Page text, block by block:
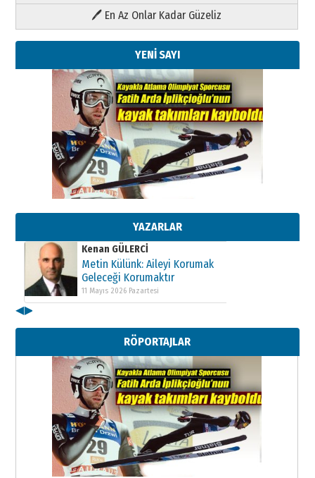
🖊 En Az Onlar Kadar Güzeliz
YENİ SAYI
YAZARLAR
Kenan GÜLERCİ
Metin Külünk: Aileyi Korumak
11 Mayıs 2026 Pazartesi
Kenan GÜLERCİ
Metin Külünk: Aileyi Korumak
Geleceği Korumaktır
11 Mayıs 2026 Pazartesi
Metin Külünk: Aileyi Korumak
Geleceği Korumaktır
11 Mayıs 2026 Pazartesi
◀▶
RÖPORTAJLAR